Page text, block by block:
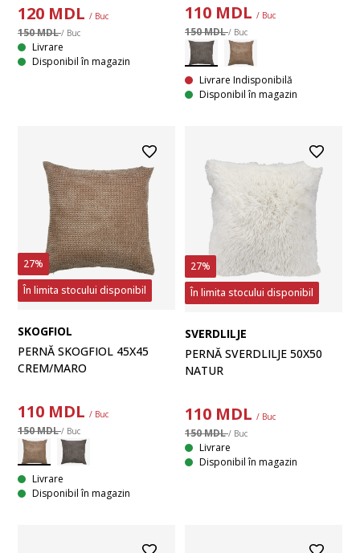
120 MDL / Buc
150 MDL/ Buc
Livrare
Disponibil în magazin
110 MDL / Buc
150 MDL/ Buc
Livrare Indisponibilă
Disponibil în magazin
27%
În limita stocului disponibil
SKOGFIOL
PERNĂ SKOGFIOL 45X45
CREM/MARO
110 MDL / Buc
150 MDL/ Buc
Livrare
Disponibil în magazin
27%
În limita stocului disponibil
SVERDLILJE
PERNĂ SVERDLILJE 50X50
NATUR
110 MDL / Buc
150 MDL/ Buc
Livrare
Disponibil în magazin